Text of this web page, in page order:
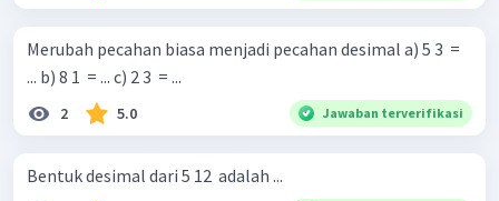
Merubah pecahan biasa menjadi pecahan desimal a) 5 3 ​ =
... b) 8 1 ​ = ... c) 2 3 ​ = ...
2 5.0 Jawaban terverifikasi
Bentuk desimal dari 5 12 ​ adalah ...